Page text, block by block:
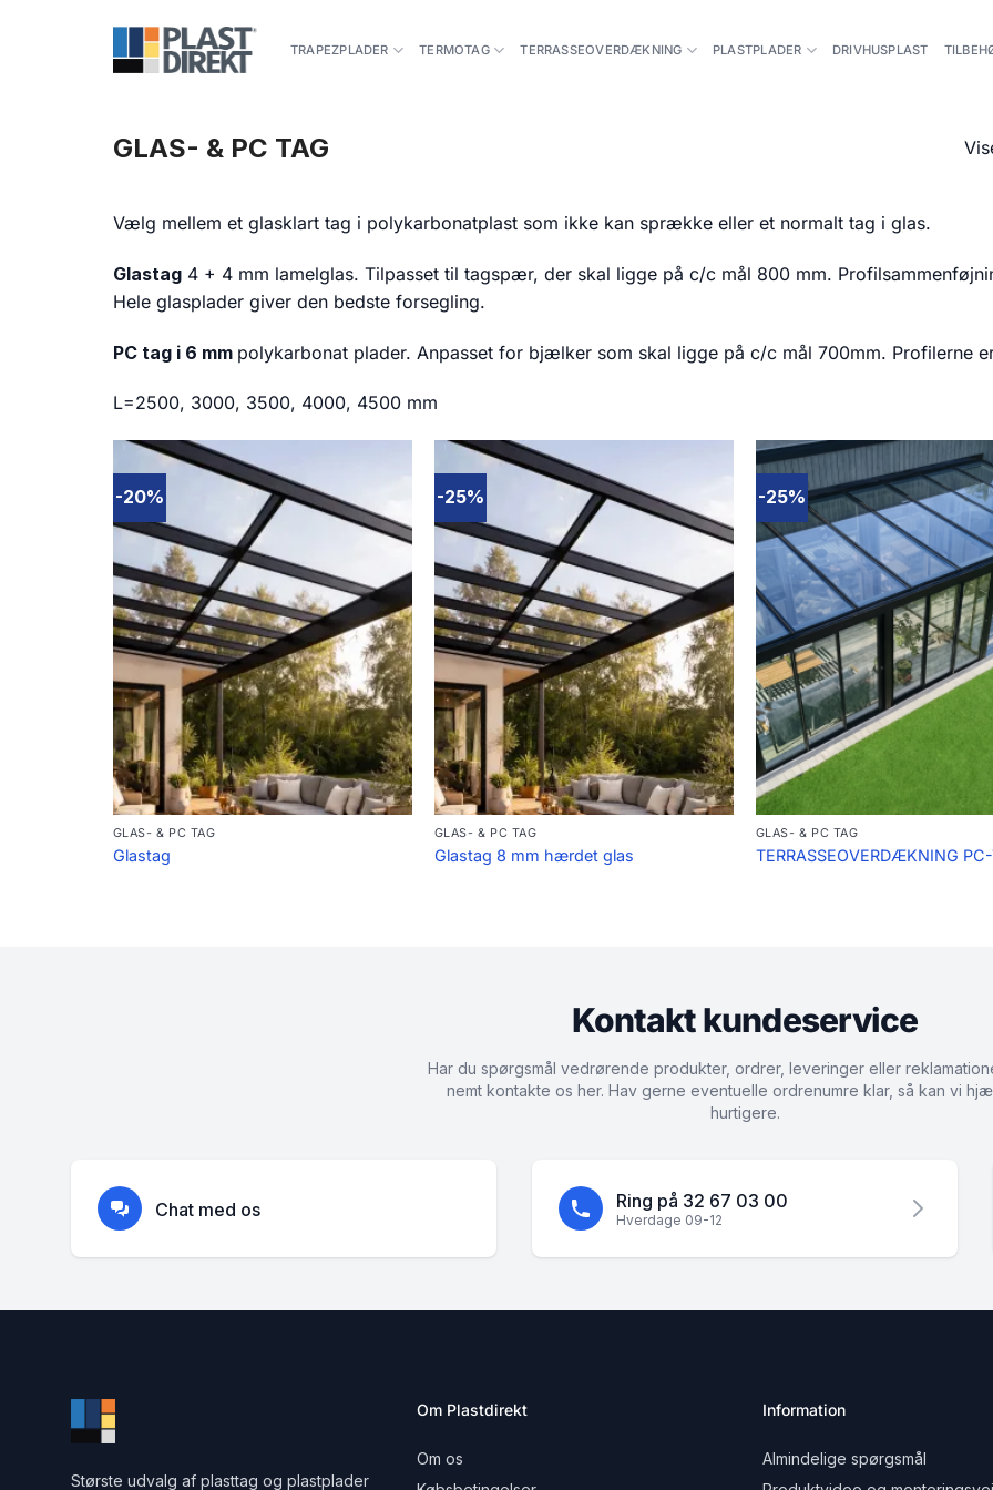
TRAPEZPLADER TERMOTAG TERRASSEOVERDÆKNING PLASTPLADER DRIVHUSPLAST
GLAS- & PC TAG
Vælg mellem et glasklart tag i polykarbonatplast som ikke kan sprække eller et normalt tag i glas.
Glastag 4 + 4 mm lamelglas. Tilpasset til tagspær, der skal ligge på c/c mål 800 mm.
Hele glasplader giver den bedste forsegling.
PC tag i 6 mm polykarbonat plader. Anpasset for bjælker som skal ligge på c/c mål 700mm. Profilerne
L=2500, 3000, 3500, 4000, 4500 mm
-20%
GLAS- & PC TAG
Glastag
-25%
GLAS- & PC TAG
Glastag 8 mm hærdet glas
-25%
GLAS- & PC TAG
TERRASSEOVERDÆKNING
Kontakt kundeservice
Har du spørgsmål vedrørende produkter, ordrer, leveringer eller
nemt kontakte os her. Hav gerne eventuelle ordrenumre klar, så kan vi
hurtigere.
Chat med os Ring på 32 67 03 00
Hverdage 09-12
Største udvalg af plasttag og plastplader
Om Plastdirekt
Om os
Information
Almindelige spørgsmål